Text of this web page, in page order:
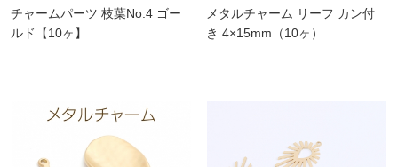
チャームパーツ 枝葉No.4 ゴー
ルド【10ヶ】
メタルチャーム リーフ カン付
き 4×15mm（10ヶ）